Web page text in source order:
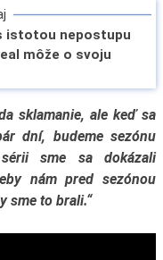
istotou nepostupu
môže o svoju
sklamanie, ale keď sa
dní, budeme sezónu
sme sa dokázali
nám pred sezónou
sme to brali.“